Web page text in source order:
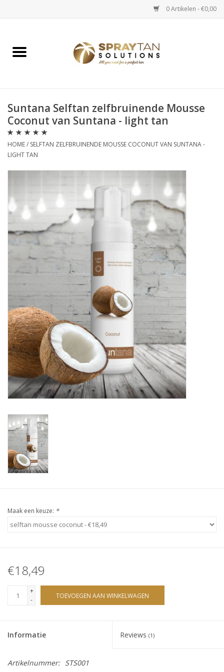
0 Artikelen - €0,00
Home
Spray Tan Starterspakketten
Spray Tan Vloeistoffen
Verzorging / Accessoires
Onderdelen
Ventilatoren / Afzuiging
Salon kleding
Vraag hier om een vrijblijvend
adviesgesprek met ons!
Trainingen
Suntana
Sjolie
Cadeaubonnen
Merken
gift cards/ cadeau bonnen
Suntana Selftan zelfbruinende Mousse
Coconut van Suntana - light tan
HOME/ SELFTAN ZELFBRUINENDE MOUSSE COCONUT VAN SUNTANA -
LIGHT TAN
Maak een keuze: *
€18,49
+
-
TOEVOEGEN AAN WINKELWAGEN
Informatie Reviews (1)
Artikelnummer: STS001